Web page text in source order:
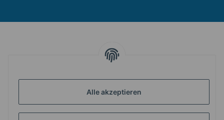
Alle akzeptieren
INFORMATIONEN
GESETZLICHE INFORMATIONEN